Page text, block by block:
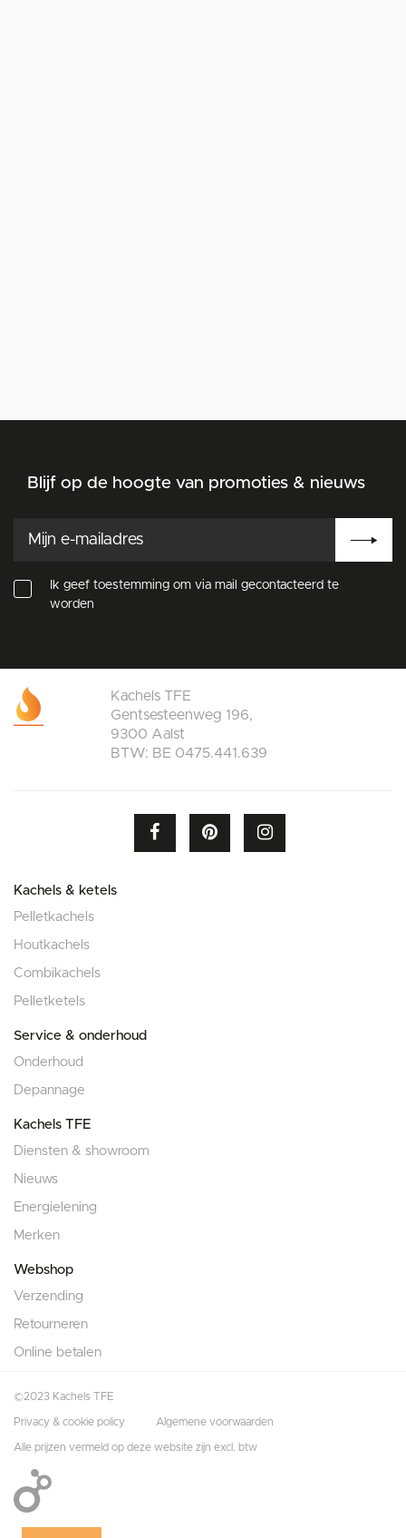
Blijf op de hoogte van promoties & nieuws
Ik geef toestemming om via mail gecontacteerd te
worden
Kachels & ketels
Pelletkachels
Houtkachels
Combikachels
Pelletketels
Service & onderhoud
Onderhoud
Depannage
Kachels TFE
Diensten & showroom
Nieuws
Energielening
Merken
Webshop
Verzending
Retourneren
Online betalen
Kachels TFE
Gentsesteenweg 196,
9300 Aalst
BTW: BE 0475.441.639
©2023 Kachels TFE
Privacy & cookie policy Algemene voorwaarden
Alle prijzen vermeld op deze website zijn excl. btw